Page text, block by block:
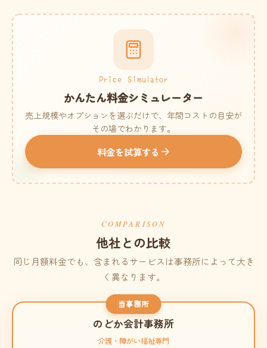
Price Simulator
かんたん料金シミュレーター
売上規模やオプションを選ぶだけで、年間コストの目安が
その場でわかります。
料金を試算する
COMPARISON
他社との比較
同じ月額料金でも、含まれるサービスは事務所によって大き
く異なります。
当事務所
のどか会計事務所
介護・障がい福祉専門